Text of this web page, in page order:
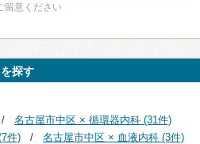
留意ください
探す
名古屋市中区 × 循環器内科 (31件)
件)
名古屋市中区 × 血液内科 (3件)